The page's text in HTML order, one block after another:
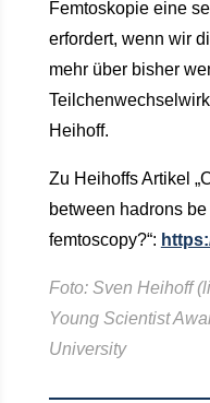
Femtoskopie eine
erfordert, wenn wir
mehr über bisher
Heihoff.
Zu Heihoffs Artikel
between hadrons
femtoscopy?“:
Foto: Sven Heihoff
Young Scientist
University